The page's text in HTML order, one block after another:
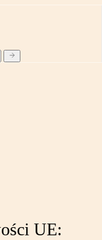
UE: